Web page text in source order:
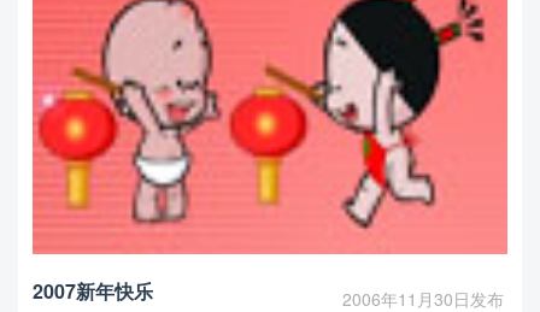
2007新年快乐 2006年11月30日发布